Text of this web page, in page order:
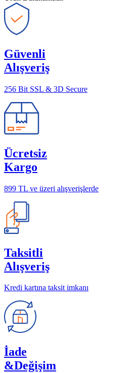
Güvenli
Alışveriş
256 Bit SSL & 3D Secure
Ücretsiz
Kargo
899 TL ve üzeri alışverişlerde
Taksitli
Alışveriş
Kredi kartına taksit imkanı
İade
&Değişim